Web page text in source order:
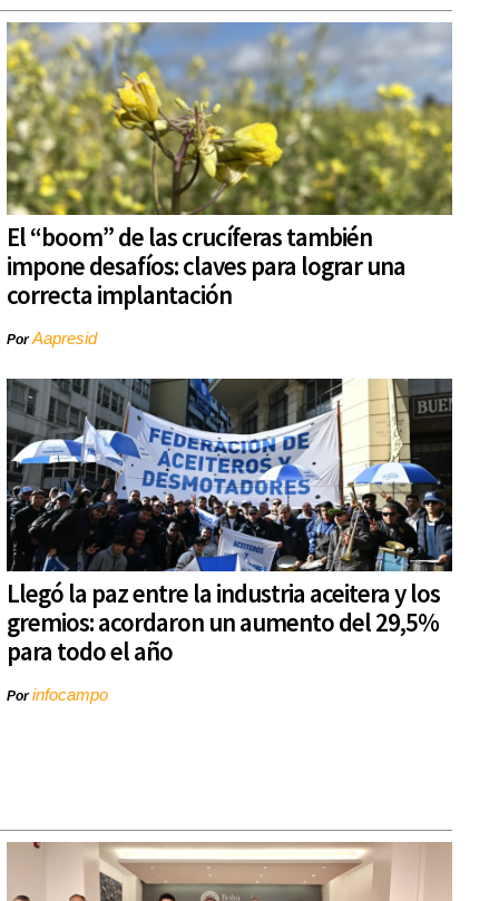
El “boom” de las crucíferas también
impone desafíos: claves para lograr una
correcta implantación
PorAapresid
Llegó la paz entre la industria aceitera y los
gremios: acordaron un aumento del 29,5%
para todo el año
Porinfocampo